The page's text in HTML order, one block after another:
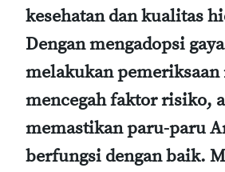
kesehatan dan kualitas
Dengan mengadopsi
melakukan
mencegah faktor risiko,
memastikan paru-paru
berfungsi dengan baik.